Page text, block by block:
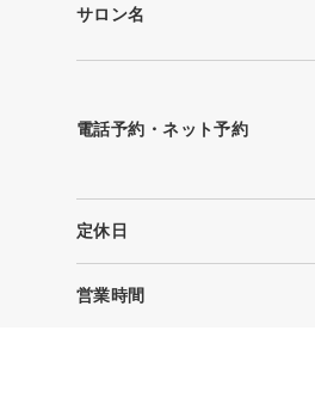
サロン名
電話予約・ネット予約
定休日
営業時間